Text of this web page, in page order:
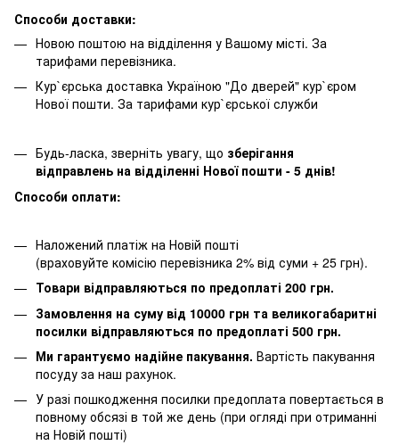
Способи доставки:
Новою поштою на відділення у Вашому місті. За
тарифами перевізника.
Кур`єрська доставка Україною "До дверей" кур`єром
Нової пошти. За тарифами кур`єрської служби
Будь-ласка, зверніть увагу, що зберігання
відправлень на відділенні Нової пошти - 5 днів!
Способи оплати:
Наложений платіж на Новій пошті
(враховуйте комісію перевізника 2% від суми + 25 грн).
Товари відправляються по предоплаті 200 грн.
Замовлення на суму від 10000 грн та великогабаритні
посилки відправляються по предоплаті 500 грн.
Ми гарантуємо надійне пакування. Вартість пакування
посуду за наш рахунок.
У разі пошкодження посилки предоплата повертається в
повному обсязі в той же день (при огляді при отриманні
на Новій пошті)